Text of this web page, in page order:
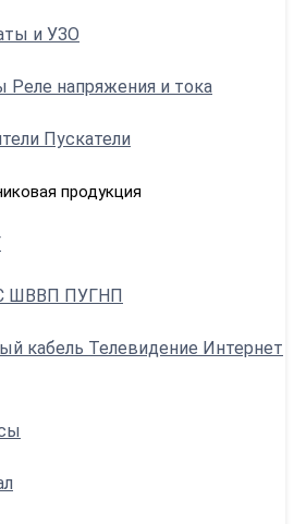
и УЗО
Реле напряжения и тока
Пускатели
продукция
ШВВП ПУГНП
кабель Телевидение Интернет